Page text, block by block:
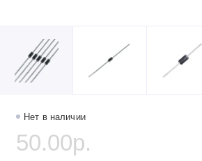
Разъёмы, штекеры и соединители
Резисторы
Стабилизаторы питания
Нет в наличии
50.00р.